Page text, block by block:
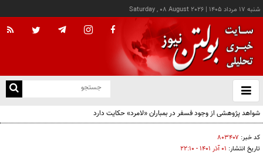
شنبه ۱۷ مرداد ۱۴۰۵ |
Saturday , 08 August 2026
باز
و
کد خبر: ۸۰۳۴۰۷
تاریخ انتشار: ۰۱ آذر ۱۴۰۱ - ۲۲:۱۰